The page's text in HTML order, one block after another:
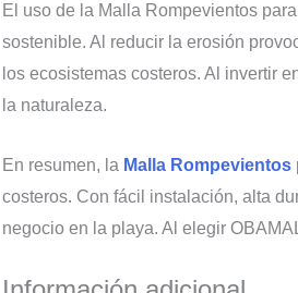
El uso de la Malla Rompevientos
sostenible. Al reducir la erosión
los ecosistemas costeros. Al invertir
la naturaleza.
En resumen, la Malla Rompevientos
costeros. Con fácil instalación, alta
negocio en la playa. Al elegir